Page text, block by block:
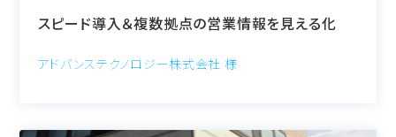
スピード導入＆複数拠点の営業情報を見える化
アドバンステクノロジー株式会社 様